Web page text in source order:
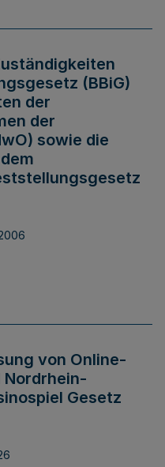
(BBiG)
der
der
sowie die
von Online-
Nordrhein-
Gesetz